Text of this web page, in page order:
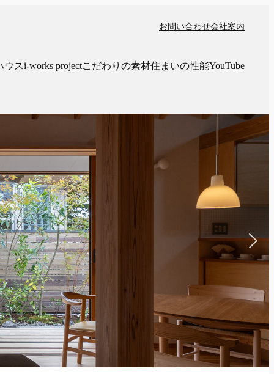
お問い合わせ会社案内
ウスi-works projectこだわりの素材住まいの性能YouTube